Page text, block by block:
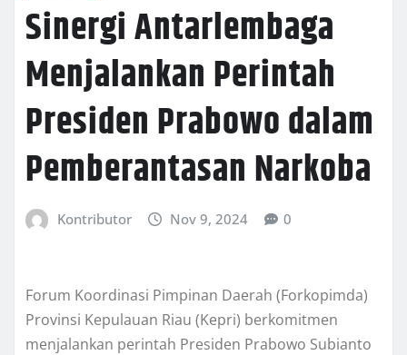
Sinergi Antarlembaga
Menjalankan Perintah
Presiden Prabowo dalam
Pemberantasan Narkoba
Kontributor Nov 9, 2024 0
Forum Koordinasi Pimpinan Daerah (Forkopimda)
Provinsi Kepulauan Riau (Kepri) berkomitmen
menjalankan perintah Presiden Prabowo Subianto